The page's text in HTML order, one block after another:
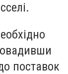
поставок